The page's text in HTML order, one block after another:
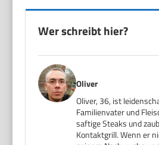
Wer schreibt hier?
Oliver
Oliver, 36, ist
Familienvater und
saftige Steaks und
Kontaktgrill. Wenn er